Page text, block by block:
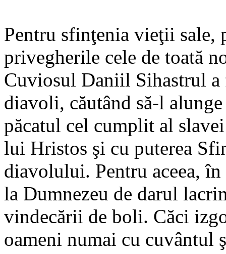
Pentru sfinţenia vieţii sale,
privegherile cele de toată
Cuviosul Daniil Sihastrul
diavoli, căutând să-l
păcatul cel cumplit al
lui Hristos şi cu puterea
diavolului. Pentru aceea,
la Dumnezeu de darul
vindecării de boli. Căci
oameni numai cu cuvântul